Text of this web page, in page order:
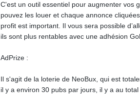
C'est un outil essentiel pour augmenter vos
pouvez les louer et chaque annonce
profit est important. Il vous sera possible
ils sont plus rentables avec une adhésion
AdPrize :
Il s'agit de la loterie de NeoBux, qui est
il y a environ 30 pubs par jours, il y a au